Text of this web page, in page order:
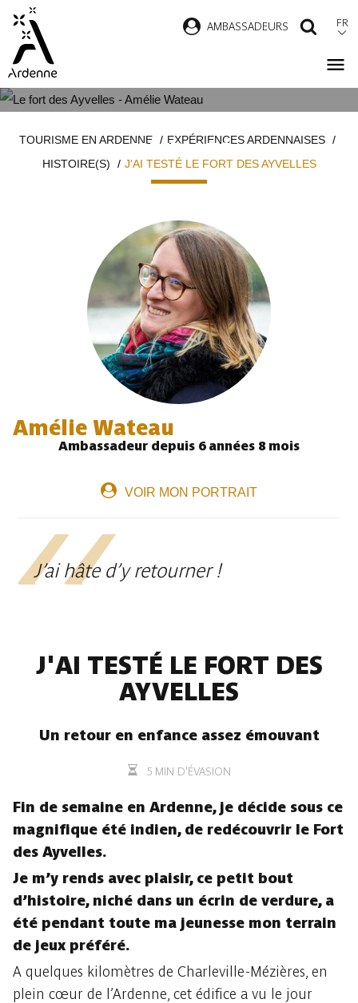
contenu
principal
AMBASSADEURS FR
AYVELLES
d'ArianeTOURISME EN ARDENNE
EXPÉRIENCES ARDENNAISES
HISTOIRE(S)
J'AI TESTÉ LE FORT DES AYVELLES
Amélie Wateau
Ambassadeur depuis 6 années 8 mois
VOIR MON PORTRAIT
J’ai hâte d’y retourner !
J'AI TESTÉ LE FORT DES
AYVELLES
Un retour en enfance assez émouvant
5 MIN D'ÉVASION
Fin de semaine en Ardenne, je décide sous ce
magnifique été indien, de redécouvrir le Fort
des Ayvelles.
Je m’y rends avec plaisir, ce petit bout
d’histoire, niché dans un écrin de verdure, a
été pendant toute ma jeunesse mon terrain
de jeux préféré.
A quelques kilomètres de Charleville-Mézières, en
plein cœur de l’Ardenne, cet édifice a vu le jour